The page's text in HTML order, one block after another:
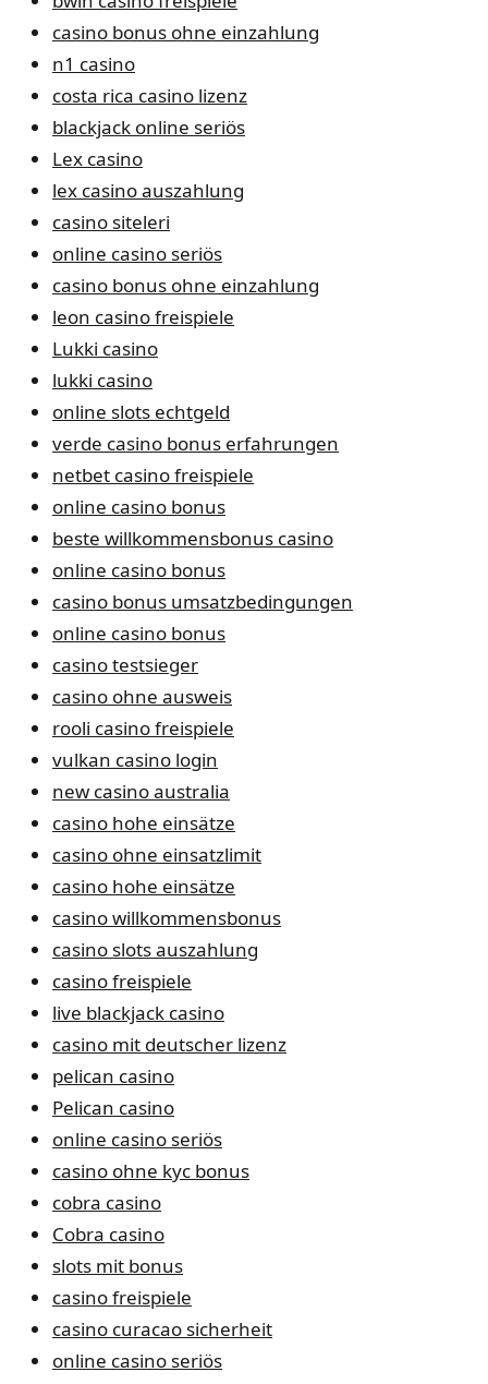
casino bonus ohne einzahlung
n1 casino
costa rica casino lizenz
blackjack online seriös
Lex casino
lex casino auszahlung
casino siteleri
online casino seriös
casino bonus ohne einzahlung
leon casino freispiele
Lukki casino
lukki casino
online slots echtgeld
verde casino bonus erfahrungen
netbet casino freispiele
online casino bonus
beste willkommensbonus casino
online casino bonus
casino bonus umsatzbedingungen
online casino bonus
casino testsieger
casino ohne ausweis
rooli casino freispiele
vulkan casino login
new casino australia
casino hohe einsätze
casino ohne einsatzlimit
casino hohe einsätze
casino willkommensbonus
casino slots auszahlung
casino freispiele
live blackjack casino
casino mit deutscher lizenz
pelican casino
Pelican casino
online casino seriös
casino ohne kyc bonus
cobra casino
Cobra casino
slots mit bonus
casino freispiele
casino curacao sicherheit
online casino seriös